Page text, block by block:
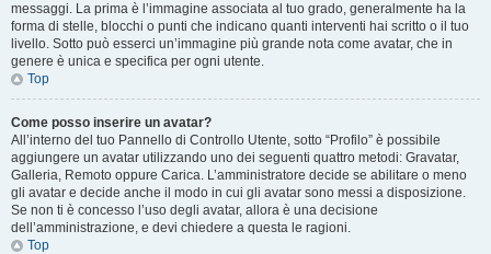
messaggi. La prima è l’immagine associata al tuo grado, generalmente ha la
forma di stelle, blocchi o punti che indicano quanti interventi hai scritto o il tuo
livello. Sotto può esserci un’immagine più grande nota come avatar, che in
genere è unica e specifica per ogni utente.
Top
Come posso inserire un avatar?
All’interno del tuo Pannello di Controllo Utente, sotto “Profilo” è possibile
aggiungere un avatar utilizzando uno dei seguenti quattro metodi: Gravatar,
Galleria, Remoto oppure Carica. L’amministratore decide se abilitare o meno
gli avatar e decide anche il modo in cui gli avatar sono messi a disposizione.
Se non ti è concesso l’uso degli avatar, allora è una decisione
dell’amministrazione, e devi chiedere a questa le ragioni.
Top